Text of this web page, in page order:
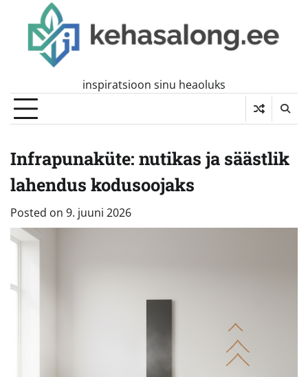
content
inspiratsioon sinu heaoluks
Infrapunaküte: nutikas ja säästlik
lahendus kodusoojaks
Posted on 9. juuni 2026